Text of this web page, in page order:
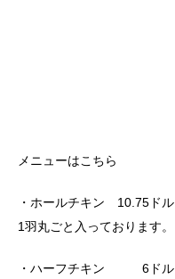
メニューはこちら
・ホールチキン 10.75ドル
1羽丸ごと入っております。
・ハーフチキン 6ドル